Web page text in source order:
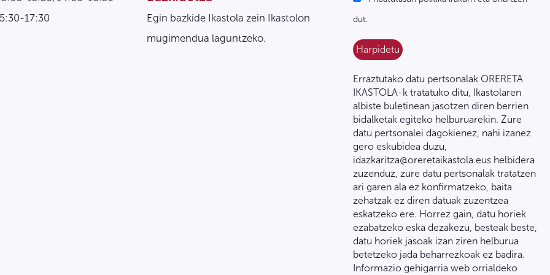
17:30
Egin bazkide Ikastola zein Ikastolon
mugimendua laguntzeko.
dut.
Erraztutako datu pertsonalak ORERETA
IKASTOLA-k tratatuko ditu, Ikastolaren
albiste buletinean jasotzen diren berrien
bidalketak egiteko helburuarekin. Zure
datu pertsonalei dagokienez, nahi izanez
gero eskubidea duzu,
idazkaritza@oreretaikastola.eus helbidera
zuzenduz, zure datu pertsonalak tratatzen
ari garen ala ez konfirmatzeko, baita
zehatzak ez diren datuak zuzentzea
eskatzeko ere. Horrez gain, datu horiek
ezabatzeko eska dezakezu, besteak beste,
datu horiek jasoak izan ziren helburua
betetzeko jada beharrezkoak ez badira.
Informazio gehigarria web orrialdeko